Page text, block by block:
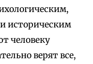
историческим
человеку
верят все,